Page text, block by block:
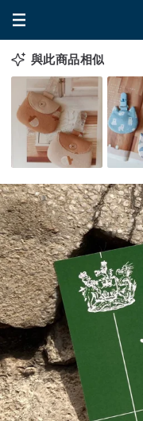
與此商品相似